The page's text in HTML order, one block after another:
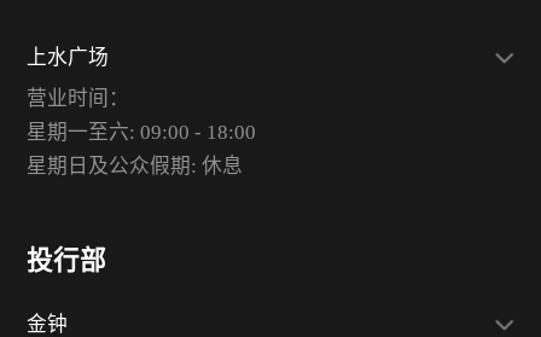
上水广场
营业时间：
星期一至六: 09:00 - 18:00
星期日及公众假期: 休息
投行部
金钟